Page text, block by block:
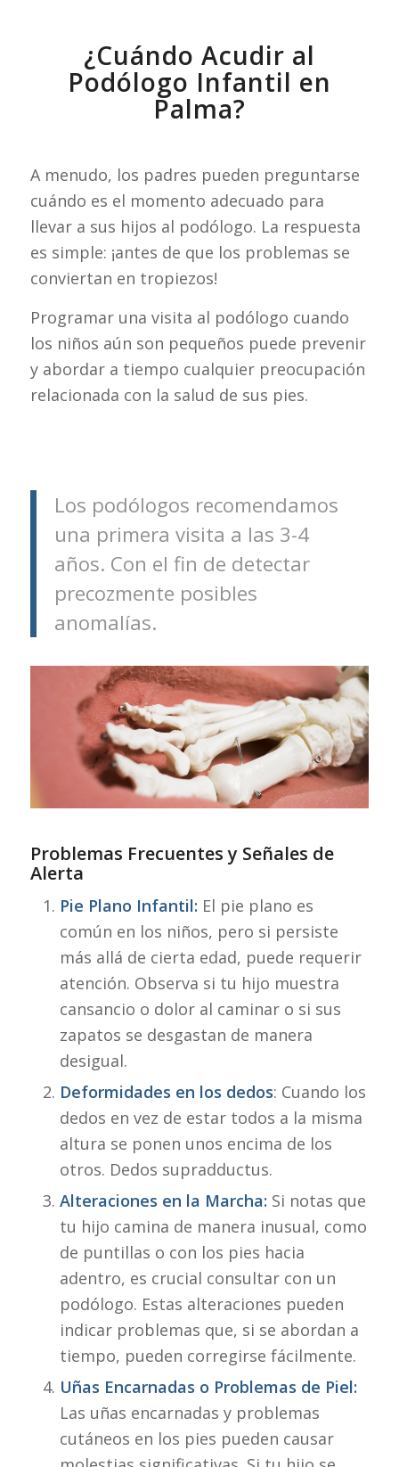
¿Cuándo Acudir al
Podólogo Infantil en
Palma?
A menudo, los padres pueden preguntarse
cuándo es el momento adecuado para
llevar a sus hijos al podólogo. La respuesta
es simple: ¡antes de que los problemas se
conviertan en tropiezos!
Programar una visita al podólogo cuando
los niños aún son pequeños puede prevenir
y abordar a tiempo cualquier preocupación
relacionada con la salud de sus pies.
Los podólogos recomendamos
una primera visita a las 3-4
años. Con el fin de detectar
precozmente posibles
anomalías.
Problemas Frecuentes y Señales de
Alerta
Pie Plano Infantil: El pie plano es
común en los niños, pero si persiste
más allá de cierta edad, puede requerir
atención. Observa si tu hijo muestra
cansancio o dolor al caminar o si sus
zapatos se desgastan de manera
desigual.
Deformidades en los dedos: Cuando los
dedos en vez de estar todos a la misma
altura se ponen unos encima de los
otros. Dedos supradductus.
Alteraciones en la Marcha: Si notas que
tu hijo camina de manera inusual, como
de puntillas o con los pies hacia
adentro, es crucial consultar con un
podólogo. Estas alteraciones pueden
indicar problemas que, si se abordan a
tiempo, pueden corregirse fácilmente.
Uñas Encarnadas o Problemas de Piel:
Las uñas encarnadas y problemas
cutáneos en los pies pueden causar